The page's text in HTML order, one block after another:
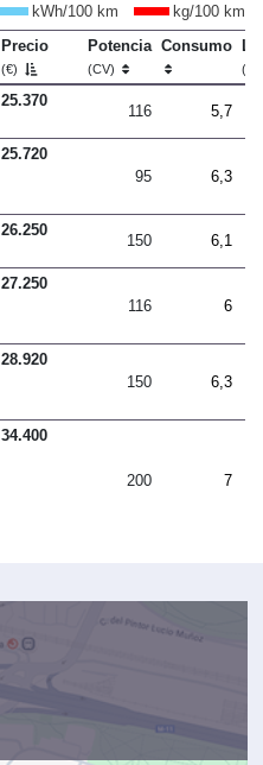
kWh/100 km
kg/100 km
Precio
(€)
Potencia
(CV)
Consumo
25.370
116 5,7
25.720
95
6,3
26.250
150 6,1
27.250
116
6
28.920
150
6,3
34.400
200 7